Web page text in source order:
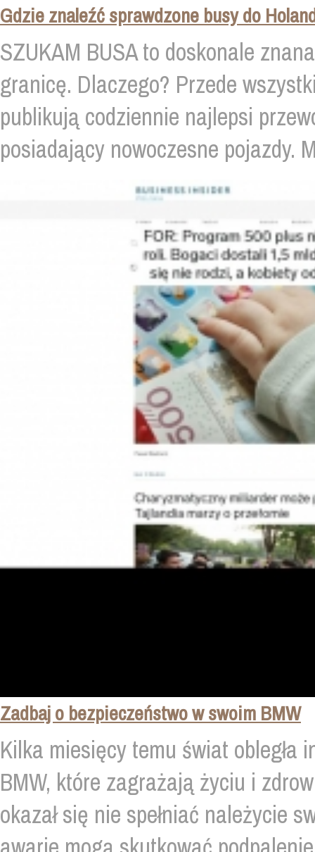
Gdzie znaleźć sprawdzone busy do
SZUKAM BUSA to doskonale
granicę. Dlaczego? Przede
publikują codziennie najlepsi
posiadający nowoczesne pojazdy.
Zadbaj o bezpieczeństwo w swoim BMW
Kilka miesięcy temu świat obległa
BMW, które zagrażają życiu i
okazał się nie spełniać należycie